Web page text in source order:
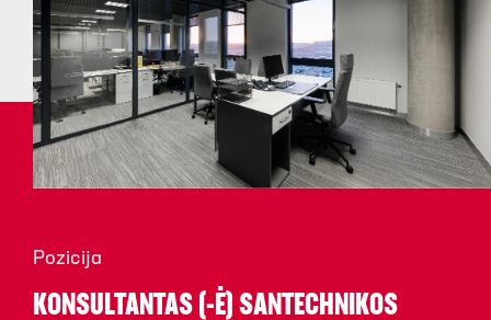
Pozicija
KONSULTANTAS (-Ė) SANTECHNIKOS